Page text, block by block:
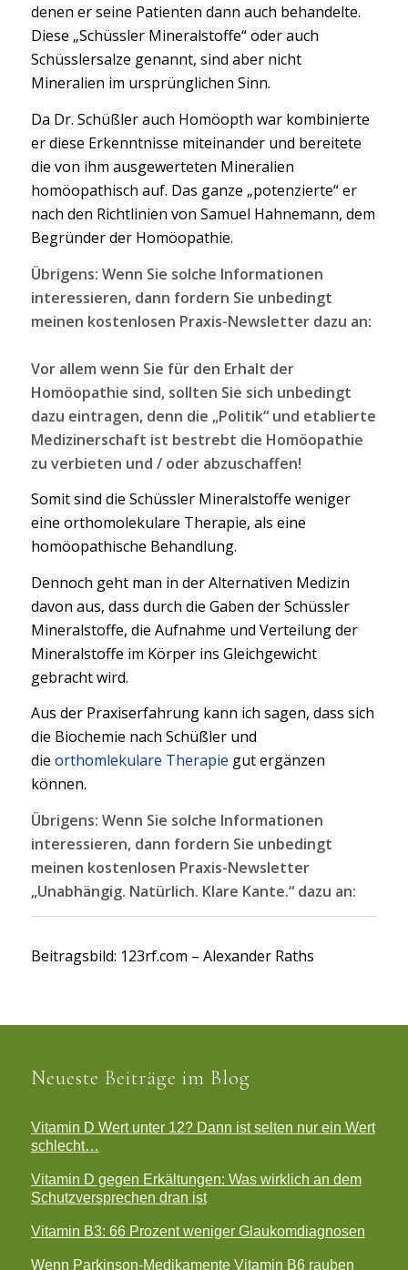
denen er seine Patienten dann auch behandelte.
Diese „Schüssler Mineralstoffe“ oder auch
Schüsslersalze genannt, sind aber nicht
Mineralien im ursprünglichen Sinn.
Da Dr. Schüßler auch Homöopth war kombinierte
er diese Erkenntnisse miteinander und bereitete
die von ihm ausgewerteten Mineralien
homöopathisch auf. Das ganze „potenzierte“ er
nach den Richtlinien von Samuel Hahnemann, dem
Begründer der Homöopathie.
Übrigens: Wenn Sie solche Informationen
interessieren, dann fordern Sie unbedingt
meinen kostenlosen Praxis-Newsletter dazu an:
Vor allem wenn Sie für den Erhalt der
Homöopathie sind, sollten Sie sich unbedingt
dazu eintragen, denn die „Politik“ und etablierte
Medizinerschaft ist bestrebt die Homöopathie
zu verbieten und / oder abzuschaffen!
Somit sind die Schüssler Mineralstoffe weniger
eine orthomolekulare Therapie, als eine
homöopathische Behandlung.
Dennoch geht man in der Alternativen Medizin
davon aus, dass durch die Gaben der Schüssler
Mineralstoffe, die Aufnahme und Verteilung der
Mineralstoffe im Körper ins Gleichgewicht
gebracht wird.
Aus der Praxiserfahrung kann ich sagen, dass sich
die Biochemie nach Schüßler und
die orthomlekulare Therapie gut ergänzen
können.
Übrigens: Wenn Sie solche Informationen
interessieren, dann fordern Sie unbedingt
meinen kostenlosen Praxis-Newsletter
„Unabhängig. Natürlich. Klare Kante.“ dazu an:
Beitragsbild: 123rf.com – Alexander Raths
Neueste Beiträge im Blog
Vitamin D Wert unter 12? Dann ist selten nur ein Wert
schlecht…
Vitamin D gegen Erkältungen: Was wirklich an dem
Schutzversprechen dran ist
Vitamin B3: 66 Prozent weniger Glaukomdiagnosen
Wenn Parkinson-Medikamente Vitamin B6 rauben